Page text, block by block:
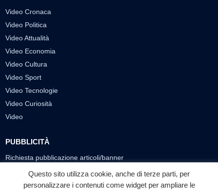
Video Cronaca
Video Politica
Video Attualità
Video Economia
Video Cultura
Video Sport
Video Tecnologie
Video Curiosità
Video
PUBBLICITÀ
Richiesta pubblicazione articoli/banner
SEGUICI SUI SOCIAL
Questo sito utilizza cookie, anche di terze parti, per
personalizzare i contenuti come widget per ampliare le